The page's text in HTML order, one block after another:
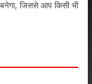
जिससे आप किसी भी